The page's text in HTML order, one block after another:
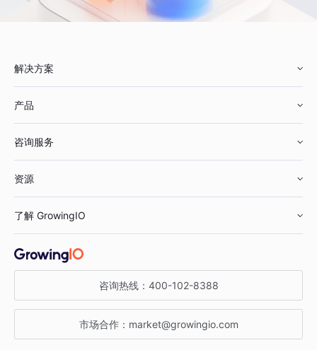
解决方案
鞋服行业
汽车行业
金融行业
产品
智能运营
获客分析
咨询服务
资源
增长公开课
增长博客
了解 GrowingIO
关于 GrowingIO
增长大会
咨询热线： 400-102-8388
市场合作： market@growingio.com